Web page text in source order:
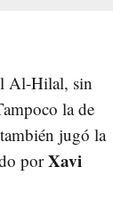
Al-Hilal, sin
la de
jugó la
porXavi